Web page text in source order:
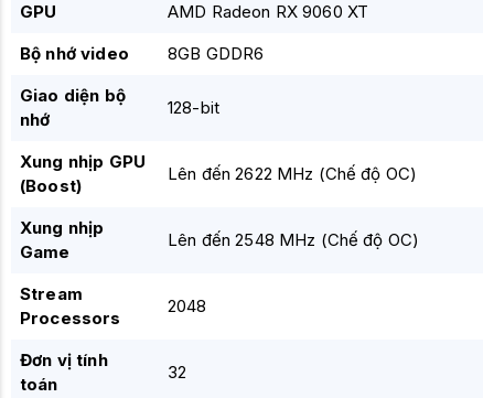
GPU
AMD Radeon RX 9060 XT
Bộ nhớ video
8GB GDDR6
Giao diện bộ
nhớ
128-bit
Xung nhịp GPU
(Boost)
Lên đến 2622 MHz (Chế độ OC)
Xung nhịp
Game
Lên đến 2548 MHz (Chế độ OC)
Stream
Processors
2048
Đơn vị tính
toán
32